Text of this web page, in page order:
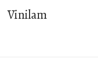
Vinilam